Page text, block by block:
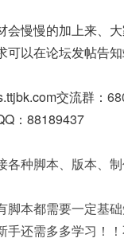
会慢慢的加上来、
可以在论坛发帖告
交流群：
：88189437
各种脚本、版本、
脚本都需要一定基
手还需多多学习！